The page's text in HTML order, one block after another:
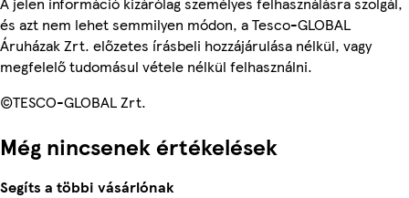
és azt nem lehet semmilyen módon, a Tesco-GLOBAL
Áruházak Zrt. előzetes írásbeli hozzájárulása nélkül, vagy
megfelelő tudomásul vétele nélkül felhasználni.
©TESCO-GLOBAL Zrt.
Még nincsenek értékelések
Segíts a többi vásárlónak